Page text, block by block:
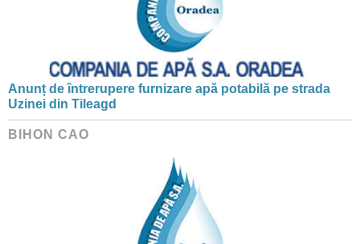
Anunț de întrerupere furnizare apă potabilă pe strada
Uzinei din Tileagd
BIHON CAO